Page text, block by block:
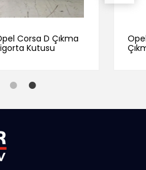
D Çıkma
Opel Corsa C
Çıkma Marş